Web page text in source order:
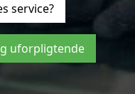
service?
uforpligtende